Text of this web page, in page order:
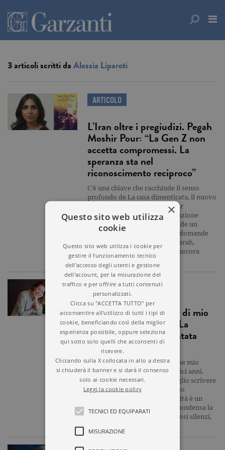
3 articoli scritti daAlessia Liparoti
ARTICOLO
L’Iran oltre i pregiudizi. Pegah
Moshir Pour: “La Gen Z non
accetta compromessi. La
speranza sta nel
riconoscimento reciproco”
C’è una chiave che racchiude il senso
profondo de La casa dimenticata, il nuovo
romanzo di Pegah Moshir Pour
(Garzanti). È quella di un’abitazione
sospesa nel tempo che racchiude un
labirinto di segreti familiari e domande
che la giovane protagonista, Farah,
custodisce dentro di sé senza ancora
ARTICOLO
Agnese Pini: “Scrivere di mio
padre? Una rinascita. La
cultura? Sembra diventata
accessoria”
“Il giorno in cui ho scoperto che mio
padre era un prete avevo tredici anni.
Oggi che ne ho trentanove voglio scrivere
un libro su di lui, e non glielo so
dire”.Dentro l’incipit di La verità è un
fuoco (Garzanti) Agnese Pini condensa la
fatica di ventisei anni di dolorosi silenzi,
×
Questo sito web utilizza
cookie
Questo sito web utilizza i cookie per
gestire il funzionamento tecnico
dell'accesso degli utenti e gestione
dell'account, per la misurazione del
traffico e per offrire a tutti contenuti
personalizzati.
Clicca su "ACCETTA TUTTO" per
acconsentire all'utilizzo di tutti i tipi di
cookie, beneficiando così della miglior
esperienza possibile, oppure seleziona
qui sotto solo quelli che acconsenti di
ricevere.
Cliccando sulla X collocata in alto a destra
si chiuderà il banner e si darà il consenso
solo ai cookie necessari.
Leggi la cookie policy
TECNICI ED EQUIPARATI
MISURAZIONE